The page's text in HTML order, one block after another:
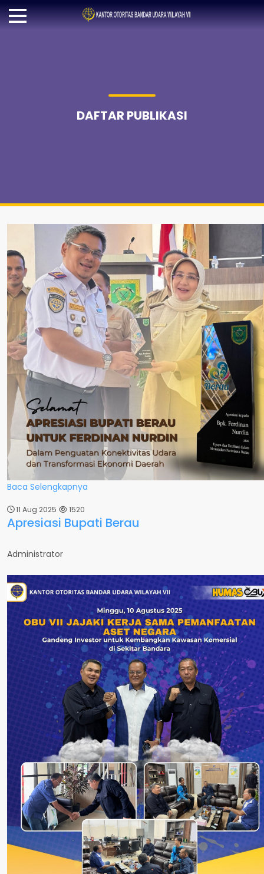
DAFTAR PUBLIKASI
Baca Selengkapnya
11 Aug 2025 1520
Apresiasi Bupati Berau
Administrator